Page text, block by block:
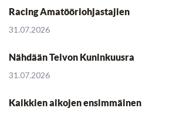
Racing Amatööriohjastajien
31.07.2026
Nähdään Teivon Kuninkuusra
31.07.2026
Kaikkien aikojen ensimmäinen